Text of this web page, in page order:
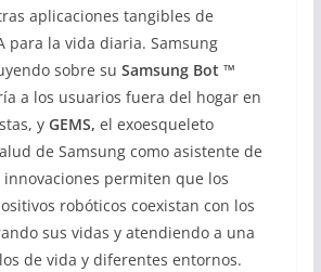
aplicaciones tangibles de
para la vida diaria. Samsung
sobre su Samsung Bot ™
a los usuarios fuera del hogar en
y GEMS, el exoesqueleto
de Samsung como asistente de
innovaciones permiten que los
robóticos coexistan con los
sus vidas y atendiendo a una
de vida y diferentes entornos.